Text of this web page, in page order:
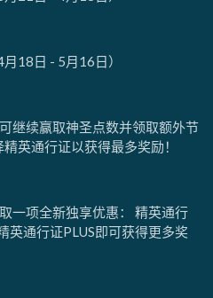
18日 - 5月16日）
续赢取神圣点数并领取额外节
英通行证以获得最多奖励！
项全新独享优惠： 精英通行
英通行证PLUS即可获得更多奖